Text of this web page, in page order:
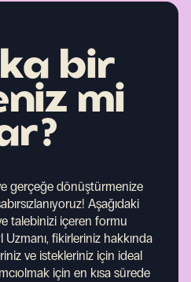
bir
mi
gerçeğe dönüştürmenize
Aşağıdaki
talebinizi içeren formu
fikirleriniz hakkında
ve istekleriniz için ideal
için en kısa sürede